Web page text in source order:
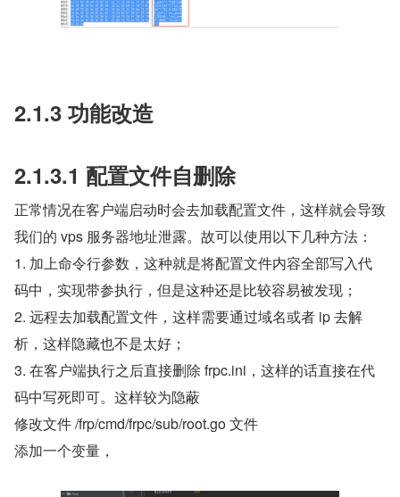
2.1.3 功能改造
2.1.3.1 配置文件自删除
正常情况在客户端启动时会去加载配置文件，这样就会导致
我们的 vps 服务器地址泄露。故可以使用以下几种方法：
1. 加上命令行参数，这种就是将配置文件内容全部写入代
码中，实现带参执行，但是这种还是比较容易被发现；
2. 远程去加载配置文件，这样需要通过域名或者 ip 去解
析，这样隐藏也不是太好；
3. 在客户端执行之后直接删除 frpc.ini，这样的话直接在代
码中写死即可。这样较为隐蔽
修改文件 /frp/cmd/frpc/sub/root.go 文件
添加一个变量，